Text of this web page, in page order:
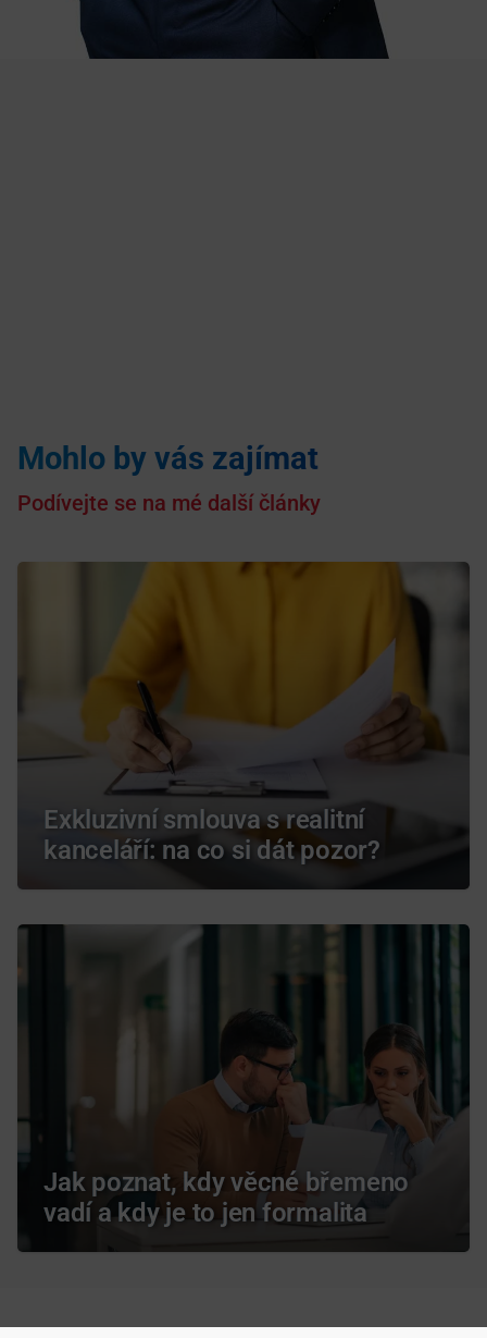
Mohlo by vás zajímat
Podívejte se na mé další články
Exkluzivní smlouva s realitní
kanceláří: na co si dát pozor?
Jak poznat, kdy věcné břemeno
vadí a kdy je to jen formalita